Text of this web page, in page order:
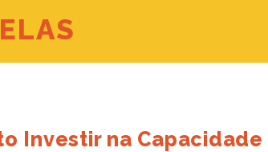
Investir na Capacidade